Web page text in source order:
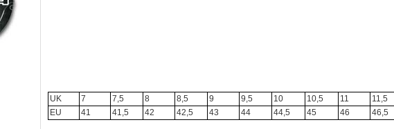
UK 7 7,5 8 8,5 9 9,5 10 10,5 11 11,5
EU
41 41,5 42 42,5 43 44 44,5 45 46 46,5